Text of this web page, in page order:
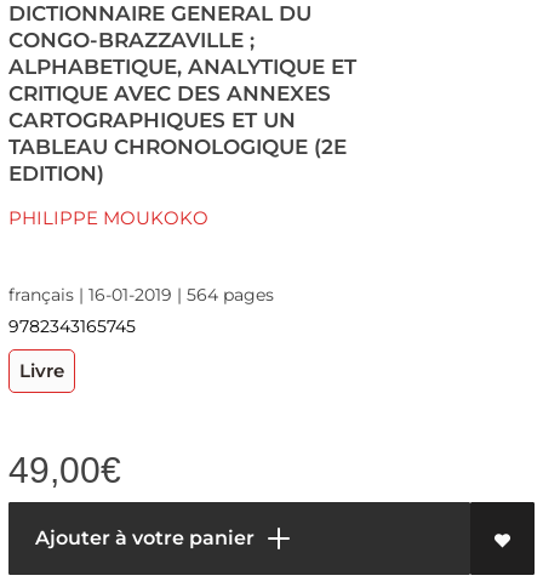
DICTIONNAIRE GENERAL DU
CONGO-BRAZZAVILLE ;
ALPHABETIQUE, ANALYTIQUE ET
CRITIQUE AVEC DES ANNEXES
CARTOGRAPHIQUES ET UN
TABLEAU CHRONOLOGIQUE (2E
EDITION)
PHILIPPE MOUKOKO
français | 16-01-2019 | 564 pages
9782343165745
Livre
49,00€
Ajouter à votre panier